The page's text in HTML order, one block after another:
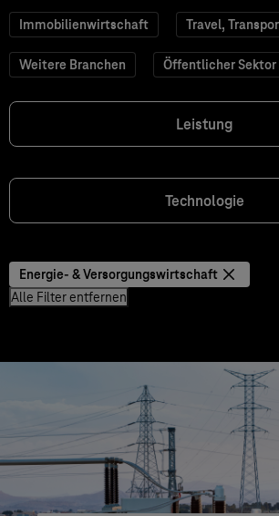
Immobilienwirtschaft Travel,
Weitere Branchen Öffentlicher Sektor
Leistung
Technologie
Energie- & Versorgungswirtschaft
Alle Filter entfernen